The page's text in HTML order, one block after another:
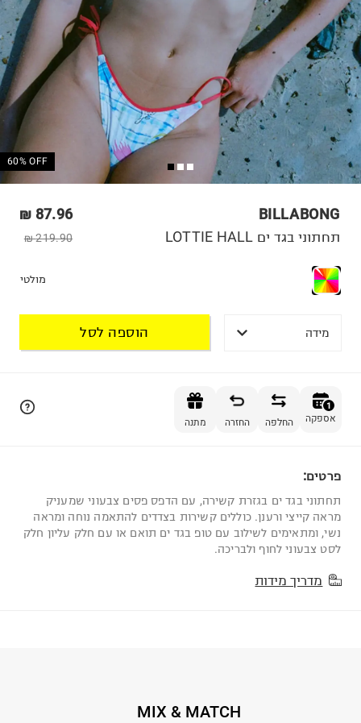
60% OFF
BILLABONG
87.96 ₪
219.90 ₪ תחתוני בגד ים LOTTIE HALL
מולטי
מידה הוספה לסל
1
אספקה החלפה החזרה מתנה
פרטים:
תחתוני בגד ים בגזרת קשירה, עם הדפס פסים צבעוני שמעניק
מראה קייצי ורענן. כוללים קשירות בצדדים להתאמה נוחה ומראה
נשי, ומתאימים לשילוב עם טופ בגד ים תואם או עם חלק עליון חלק
לסט צבעוני לחוף ולבריכה.
מדריך מידות
MIX & MATCH